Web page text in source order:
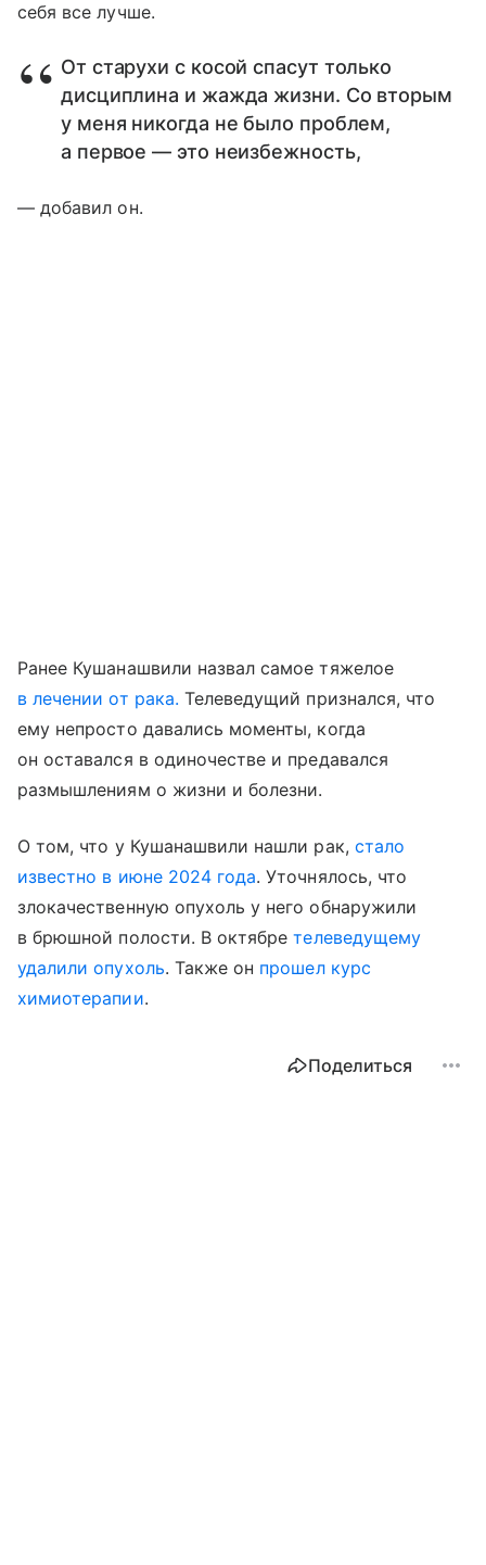
себя все лучше.
От старухи с косой спасут только
дисциплина и жажда жизни. Со вторым
у меня никогда не было проблем,
а первое — это неизбежность,
— добавил он.
Ранее Кушанашвили назвал самое тяжелое
в лечении от рака. Телеведущий признался, что
ему непросто давались моменты, когда
он оставался в одиночестве и предавался
размышлениям о жизни и болезни.
О том, что у Кушанашвили нашли рак, стало
известно в июне 2024 года. Уточнялось, что
злокачественную опухоль у него обнаружили
в брюшной полости. В октябретелеведущему
удалили опухоль. Также он прошел курс
химиотерапии.
Поделиться